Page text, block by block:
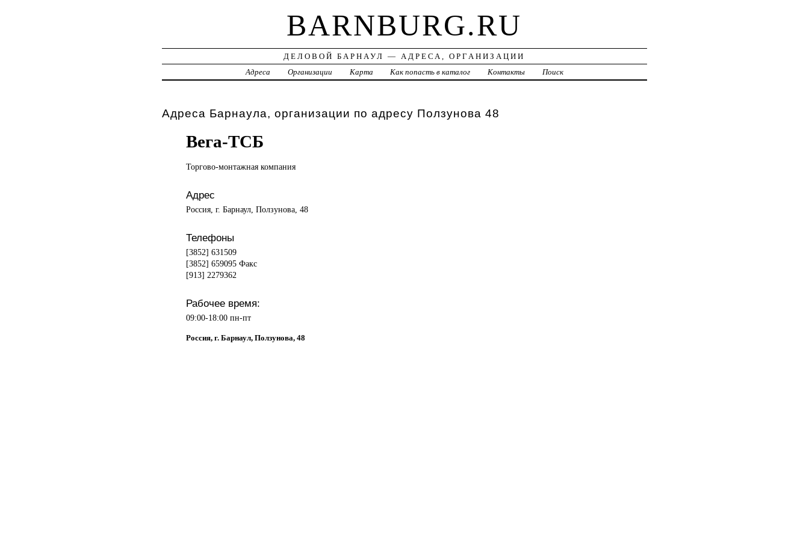
BARNBURG.RU
ДЕЛОВОЙ БАРНАУЛ — АДРЕСА, ОРГАНИЗАЦИИ
Адреса
Организации Карта Как попасть в каталог Контакты Поиск
Адреса Барнаула, организации по адресу Ползунова 48
Вега-ТСБ
Торгово-монтажная компания
Адрес
Россия, г. Барнаул, Ползунова, 48
Телефоны
[3852] 631509
[3852] 659095 Факс
[913] 2279362
Рабочее время:
09:00-18:00 пн-пт
Россия, г. Барнаул, Ползунова, 48